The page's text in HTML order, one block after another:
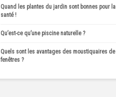
Quand les plantes du jardin sont bonnes pour la
santé !
Qu’est-ce qu’une piscine naturelle ?
Quels sont les avantages des moustiquaires de
fenêtres ?